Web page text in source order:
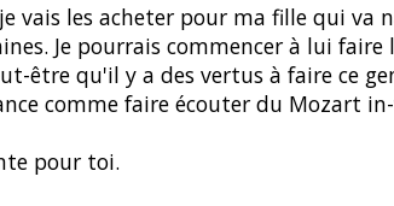
vais les acheter pour ma fille qui va
Je pourrais commencer à lui faire
être qu'il y a des vertus à faire ce
comme faire écouter du Mozart
pour toi.